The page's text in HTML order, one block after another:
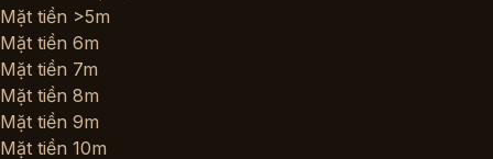
Mặt tiền >5m
Mặt tiền 6m
Mặt tiền 7m
Mặt tiền 8m
Mặt tiền 9m
Mặt tiền 10m